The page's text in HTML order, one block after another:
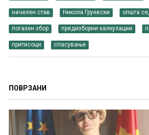
начелен став Никола Груевски општа
погазен збор предизборни калкулации
притисоци спасување
ПОВРЗАНИ